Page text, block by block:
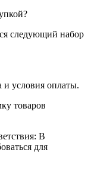
следующий набор
и условия оплаты.
товаров
В
для